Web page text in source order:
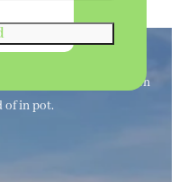
uw leverancier van bos en
of in pot.